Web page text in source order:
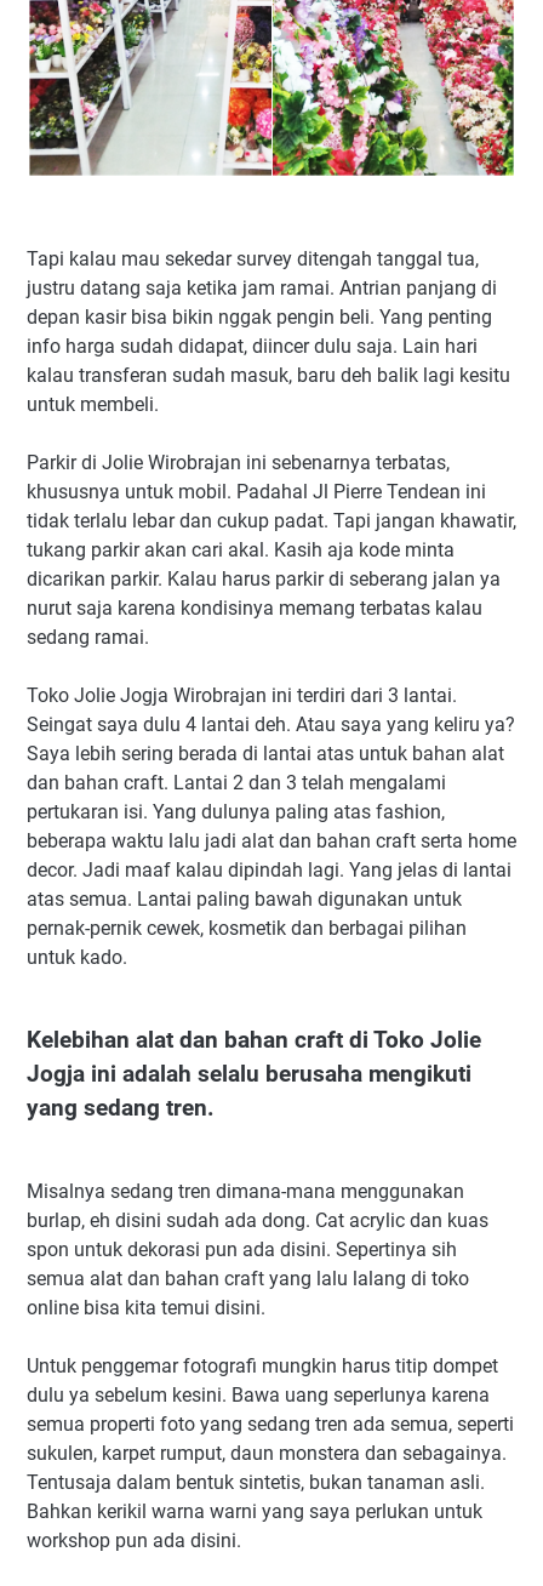
Tapi kalau mau sekedar survey ditengah tanggal tua,
justru datang saja ketika jam ramai. Antrian panjang di
depan kasir bisa bikin nggak pengin beli. Yang penting
info harga sudah didapat, diincer dulu saja. Lain hari
kalau transferan sudah masuk, baru deh balik lagi kesitu
untuk membeli.
Parkir di Jolie Wirobrajan ini sebenarnya terbatas,
khususnya untuk mobil. Padahal Jl Pierre Tendean ini
tidak terlalu lebar dan cukup padat. Tapi jangan khawatir,
tukang parkir akan cari akal. Kasih aja kode minta
dicarikan parkir. Kalau harus parkir di seberang jalan ya
nurut saja karena kondisinya memang terbatas kalau
sedang ramai.
Toko Jolie Jogja Wirobrajan ini terdiri dari 3 lantai.
Seingat saya dulu 4 lantai deh. Atau saya yang keliru ya?
Saya lebih sering berada di lantai atas untuk bahan alat
dan bahan craft. Lantai 2 dan 3 telah mengalami
pertukaran isi. Yang dulunya paling atas fashion,
beberapa waktu lalu jadi alat dan bahan craft serta home
decor. Jadi maaf kalau dipindah lagi. Yang jelas di lantai
atas semua. Lantai paling bawah digunakan untuk
pernak-pernik cewek, kosmetik dan berbagai pilihan
untuk kado.
Kelebihan alat dan bahan craft di Toko Jolie
Jogja ini adalah selalu berusaha mengikuti
yang sedang tren.
Misalnya sedang tren dimana-mana menggunakan
burlap, eh disini sudah ada dong. Cat acrylic dan kuas
spon untuk dekorasi pun ada disini. Sepertinya sih
semua alat dan bahan craft yang lalu lalang di toko
online bisa kita temui disini.
Untuk penggemar fotografi mungkin harus titip dompet
dulu ya sebelum kesini. Bawa uang seperlunya karena
semua properti foto yang sedang tren ada semua, seperti
sukulen, karpet rumput, daun monstera dan sebagainya.
Tentusaja dalam bentuk sintetis, bukan tanaman asli.
Bahkan kerikil warna warni yang saya perlukan untuk
workshop pun ada disini.